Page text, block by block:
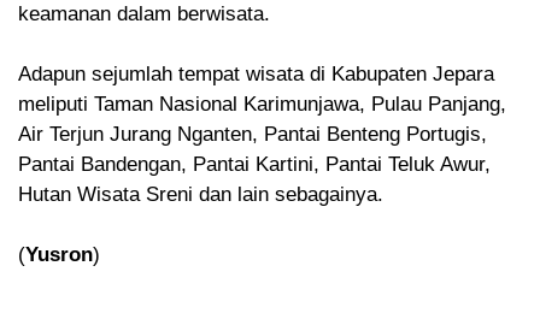
keamanan dalam berwisata.
Adapun sejumlah tempat wisata di Kabupaten Jepara
meliputi Taman Nasional Karimunjawa, Pulau Panjang,
Air Terjun Jurang Nganten, Pantai Benteng Portugis,
Pantai Bandengan, Pantai Kartini, Pantai Teluk Awur,
Hutan Wisata Sreni dan lain sebagainya.
(Yusron)